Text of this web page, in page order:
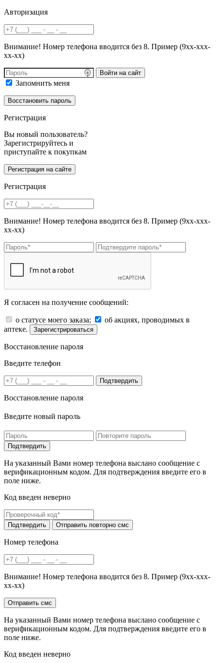
Авторизация
Внимание! Номер телефона вводится без 8. Пример (9хх-ххх-
хх-хх)
Войти на сайт
Запомнить меня
Регистрация
Вы новый пользователь?
Зарегистрируйтесь и
приступайте к покупкам
Регистрация
Внимание! Номер телефона вводится без 8. Пример (9хх-ххх-
хх-хх)
Я согласен на получение сообщений:
о статусе моего заказа;
об акциях, проводимых в
аптеке.
Зарегистрироваться
Восстановление пароля
Введите телефон
Подтвердить
Восстановление пароля
Введите новый пароль
На указанный Вами номер телефона выслано сообщение с
верификационным кодом. Для подтверждения введите его в
поле ниже.
Код введен неверно
Номер телефона
Внимание! Номер телефона вводится без 8. Пример (9хх-ххх-
хх-хх)
На указанный Вами номер телефона выслано сообщение с
верификационным кодом. Для подтверждения введите его в
поле ниже.
Код введен неверно